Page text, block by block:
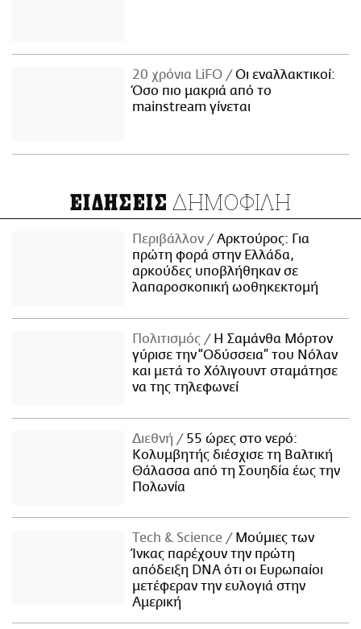
20 χρόνια LiFO
Οι εναλλακτικοί:
Όσο πιο μακριά από το
mainstream γίνεται
ΕΙΔΗΣΕΙΣ ΔΗΜΟΦΙΛΗ
Περιβάλλον
Αρκτούρος: Για
πρώτη φορά στην Ελλάδα,
αρκούδες υποβλήθηκαν σε
λαπαροσκοπική ωοθηκεκτομή
Πολιτισμός
Η Σαμάνθα Μόρτον
γύρισε την “Οδύσσεια” του Νόλαν
και μετά το Χόλιγουντ σταμάτησε
να της τηλεφωνεί
Διεθνή
55 ώρες στο νερό:
Κολυμβητής διέσχισε τη Βαλτική
Θάλασσα από τη Σουηδία έως την
Πολωνία
Τech & Science
Μούμιες των
Ίνκας παρέχουν την πρώτη
απόδειξη DNA ότι οι Ευρωπαίοι
μετέφεραν την ευλογιά στην
Αμερική